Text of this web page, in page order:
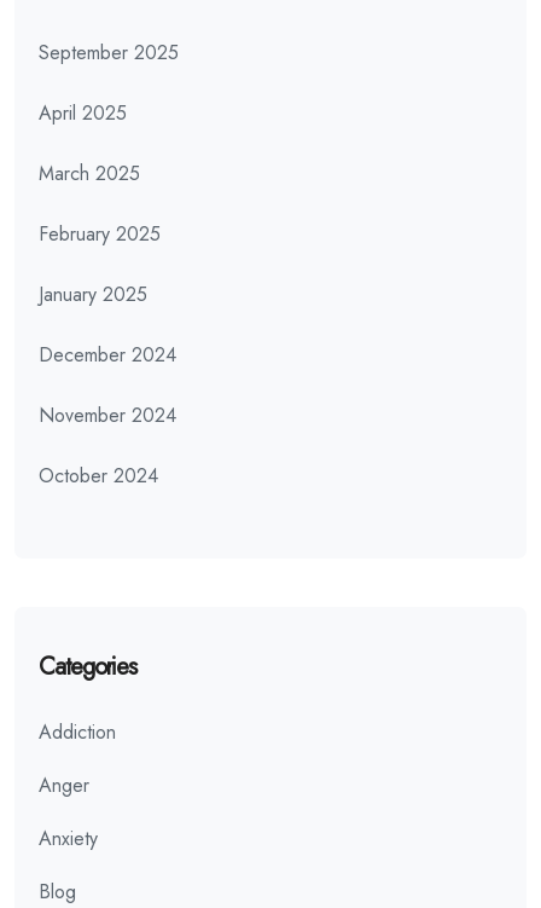
September 2025
April 2025
March 2025
February 2025
January 2025
December 2024
November 2024
October 2024
Categories
Addiction
Anger
Anxiety
Blog